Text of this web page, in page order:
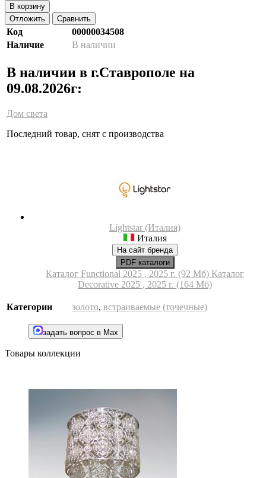
В корзину
Отложить
Сравнить
Код
00000034508
Наличие
В наличии
В наличии в г.Ставрополе на
09.08.2026г:
Дом света
Последний товар, снят с производства
Lightstar (Италия)
Италия
На сайт бренда
PDF каталоги
Каталог Functional 2025 , 2025 г. (92 Мб) Каталог
Decorative 2025 , 2025 г. (164 Мб)
Категории золото, встраиваемые (точечные)
задать вопрос в Max
Товары коллекции